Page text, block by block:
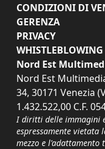
CONDIZIONI DI
GERENZA
PRIVACY
WHISTLEBLOWING
Nord Est
Nord Est
34, 30171 Venezia
1.432.522,00 C.F.
I diritti delle immagini
espressamente
mezzo e l'adattamento